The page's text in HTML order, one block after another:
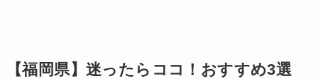
【福岡県】迷ったらココ！おすすめ3選